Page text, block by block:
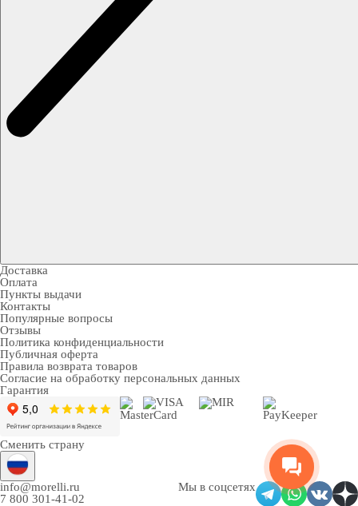
Доставка
Оплата
Пункты выдачи
Контакты
Популярные вопросы
Отзывы
Политика конфиденциальности
Публичная оферта
Правила возврата товаров
Согласие на обработку персональных данных
Гарантия
Сменить страну
info@morelli.ru
7 800 301-41-02
Мы в соцсетях